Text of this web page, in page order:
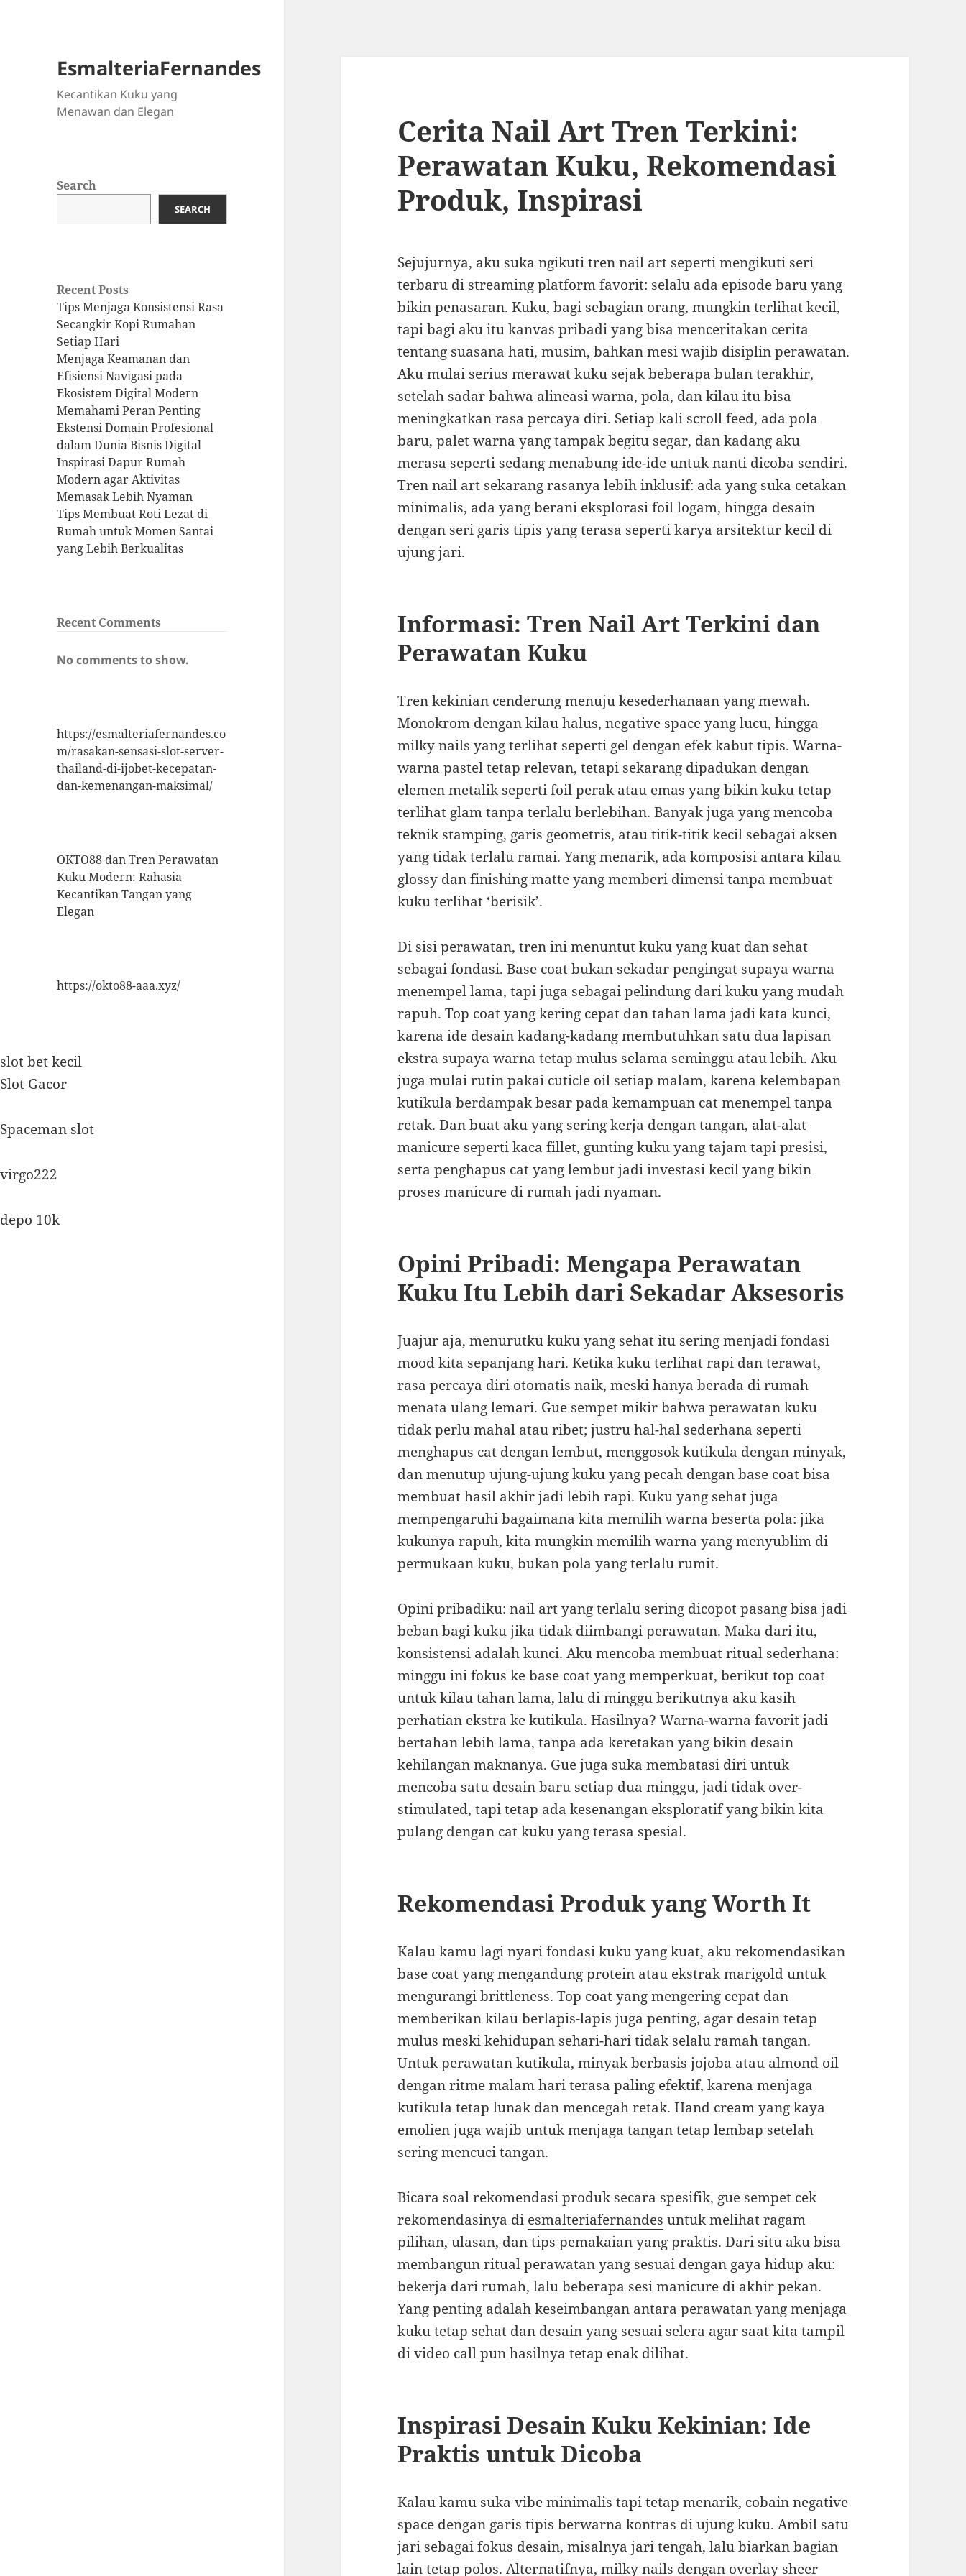
EsmalteriaFernandes
Kecantikan Kuku yang
Menawan dan Elegan
Search
SEARCH
Recent Posts
Tips Menjaga Konsistensi Rasa
Secangkir Kopi Rumahan
Setiap Hari
Menjaga Keamanan dan
Efisiensi Navigasi pada
Ekosistem Digital Modern
Memahami Peran Penting
Ekstensi Domain Profesional
dalam Dunia Bisnis Digital
Inspirasi Dapur Rumah
Modern agar Aktivitas
Memasak Lebih Nyaman
Tips Membuat Roti Lezat di
Rumah untuk Momen Santai
yang Lebih Berkualitas
Recent Comments
No comments to show.
https://esmalteriafernandes.co
m/rasakan-sensasi-slot-server-
thailand-di-ijobet-kecepatan-
dan-kemenangan-maksimal/
OKTO88 dan Tren Perawatan
Kuku Modern: Rahasia
Kecantikan Tangan yang
Elegan
https://okto88-aaa.xyz/
slot bet kecil
Slot Gacor
Spaceman slot
virgo222
depo 10k
Cerita Nail Art Tren Terkini:
Perawatan Kuku, Rekomendasi
Produk, Inspirasi
Sejujurnya, aku suka ngikuti tren nail art seperti mengikuti seri
terbaru di streaming platform favorit: selalu ada episode baru yang
bikin penasaran. Kuku, bagi sebagian orang, mungkin terlihat kecil,
tapi bagi aku itu kanvas pribadi yang bisa menceritakan cerita
tentang suasana hati, musim, bahkan mesi wajib disiplin perawatan.
Aku mulai serius merawat kuku sejak beberapa bulan terakhir,
setelah sadar bahwa alineasi warna, pola, dan kilau itu bisa
meningkatkan rasa percaya diri. Setiap kali scroll feed, ada pola
baru, palet warna yang tampak begitu segar, dan kadang aku
merasa seperti sedang menabung ide-ide untuk nanti dicoba sendiri.
Tren nail art sekarang rasanya lebih inklusif: ada yang suka cetakan
minimalis, ada yang berani eksplorasi foil logam, hingga desain
dengan seri garis tipis yang terasa seperti karya arsitektur kecil di
ujung jari.
Informasi: Tren Nail Art Terkini dan
Perawatan Kuku
Tren kekinian cenderung menuju kesederhanaan yang mewah.
Monokrom dengan kilau halus, negative space yang lucu, hingga
milky nails yang terlihat seperti gel dengan efek kabut tipis. Warna-
warna pastel tetap relevan, tetapi sekarang dipadukan dengan
elemen metalik seperti foil perak atau emas yang bikin kuku tetap
terlihat glam tanpa terlalu berlebihan. Banyak juga yang mencoba
teknik stamping, garis geometris, atau titik-titik kecil sebagai aksen
yang tidak terlalu ramai. Yang menarik, ada komposisi antara kilau
glossy dan finishing matte yang memberi dimensi tanpa membuat
kuku terlihat ‘berisik’.
Di sisi perawatan, tren ini menuntut kuku yang kuat dan sehat
sebagai fondasi. Base coat bukan sekadar pengingat supaya warna
menempel lama, tapi juga sebagai pelindung dari kuku yang mudah
rapuh. Top coat yang kering cepat dan tahan lama jadi kata kunci,
karena ide desain kadang-kadang membutuhkan satu dua lapisan
ekstra supaya warna tetap mulus selama seminggu atau lebih. Aku
juga mulai rutin pakai cuticle oil setiap malam, karena kelembapan
kutikula berdampak besar pada kemampuan cat menempel tanpa
retak. Dan buat aku yang sering kerja dengan tangan, alat-alat
manicure seperti kaca fillet, gunting kuku yang tajam tapi presisi,
serta penghapus cat yang lembut jadi investasi kecil yang bikin
proses manicure di rumah jadi nyaman.
Opini Pribadi: Mengapa Perawatan
Kuku Itu Lebih dari Sekadar Aksesoris
Juajur aja, menurutku kuku yang sehat itu sering menjadi fondasi
mood kita sepanjang hari. Ketika kuku terlihat rapi dan terawat,
rasa percaya diri otomatis naik, meski hanya berada di rumah
menata ulang lemari. Gue sempet mikir bahwa perawatan kuku
tidak perlu mahal atau ribet; justru hal-hal sederhana seperti
menghapus cat dengan lembut, menggosok kutikula dengan minyak,
dan menutup ujung-ujung kuku yang pecah dengan base coat bisa
membuat hasil akhir jadi lebih rapi. Kuku yang sehat juga
mempengaruhi bagaimana kita memilih warna beserta pola: jika
kukunya rapuh, kita mungkin memilih warna yang menyublim di
permukaan kuku, bukan pola yang terlalu rumit.
Opini pribadiku: nail art yang terlalu sering dicopot pasang bisa jadi
beban bagi kuku jika tidak diimbangi perawatan. Maka dari itu,
konsistensi adalah kunci. Aku mencoba membuat ritual sederhana:
minggu ini fokus ke base coat yang memperkuat, berikut top coat
untuk kilau tahan lama, lalu di minggu berikutnya aku kasih
perhatian ekstra ke kutikula. Hasilnya? Warna-warna favorit jadi
bertahan lebih lama, tanpa ada keretakan yang bikin desain
kehilangan maknanya. Gue juga suka membatasi diri untuk
mencoba satu desain baru setiap dua minggu, jadi tidak over-
stimulated, tapi tetap ada kesenangan eksploratif yang bikin kita
pulang dengan cat kuku yang terasa spesial.
Rekomendasi Produk yang Worth It
Kalau kamu lagi nyari fondasi kuku yang kuat, aku rekomendasikan
base coat yang mengandung protein atau ekstrak marigold untuk
mengurangi brittleness. Top coat yang mengering cepat dan
memberikan kilau berlapis-lapis juga penting, agar desain tetap
mulus meski kehidupan sehari-hari tidak selalu ramah tangan.
Untuk perawatan kutikula, minyak berbasis jojoba atau almond oil
dengan ritme malam hari terasa paling efektif, karena menjaga
kutikula tetap lunak dan mencegah retak. Hand cream yang kaya
emolien juga wajib untuk menjaga tangan tetap lembap setelah
sering mencuci tangan.
Bicara soal rekomendasi produk secara spesifik, gue sempet cek
rekomendasinya di esmalteriafernandes untuk melihat ragam
pilihan, ulasan, dan tips pemakaian yang praktis. Dari situ aku bisa
membangun ritual perawatan yang sesuai dengan gaya hidup aku:
bekerja dari rumah, lalu beberapa sesi manicure di akhir pekan.
Yang penting adalah keseimbangan antara perawatan yang menjaga
kuku tetap sehat dan desain yang sesuai selera agar saat kita tampil
di video call pun hasilnya tetap enak dilihat.
Inspirasi Desain Kuku Kekinian: Ide
Praktis untuk Dicoba
Kalau kamu suka vibe minimalis tapi tetap menarik, cobain negative
space dengan garis tipis berwarna kontras di ujung kuku. Ambil satu
jari sebagai fokus desain, misalnya jari tengah, lalu biarkan bagian
lain tetap polos. Alternatifnya, milky nails dengan overlay sheer